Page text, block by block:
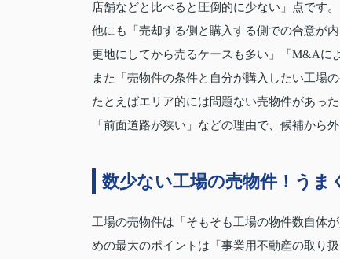
店舗などと比べると圧倒的に少ない」点です。
他にも「売却する側と購入する側での合意が
更地にしてから売るケースも多い」「M&Aに
また「売物件の条件と自分が購入したい工場
たとえばエリア的には問題ない売物件があっ
「前面道路が狭い」などの理由で、候補から
数少ない工場の売物件！うま
工場の売物件は「そもそも工場の物件数自体
めの最大のポイントは「事業用不動産の取り